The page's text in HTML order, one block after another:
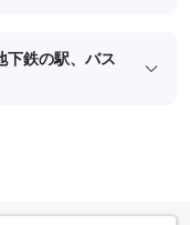
下鉄の駅、バス